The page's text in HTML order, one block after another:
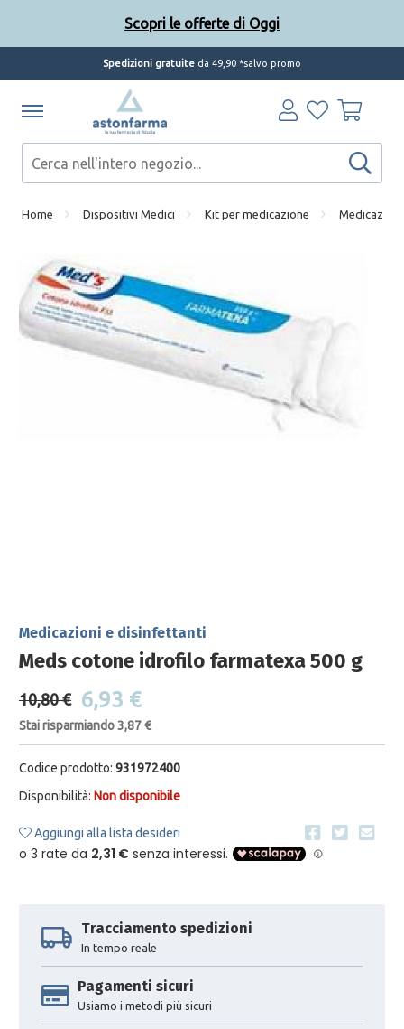
Spedizioni gratuite da 49,90 *salvo promo
Home Dispositivi Medici Kit per medicazione
Medicazioni e disinfettanti
Meds cotone idrofilo farmatexa 500 g
10,80 € 6,93 €
Stai risparmiando 3,87 €
Codice prodotto: 931972400
Disponibilità: Non disponibile
Aggiungi alla lista desideri
Tracciamento spedizioni
In tempo reale
Pagamenti sicuri
Usiamo i metodi più sicuri